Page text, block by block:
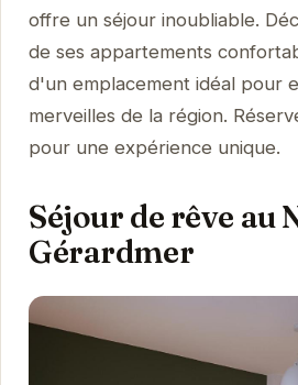
offre un séjour inoubliable.
de ses appartements
d'un emplacement idéal pour
merveilles de la région.
pour une expérience unique.
Séjour de rêve au
Gérardmer